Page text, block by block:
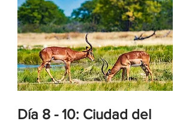
Día 8 - 10: Ciudad del